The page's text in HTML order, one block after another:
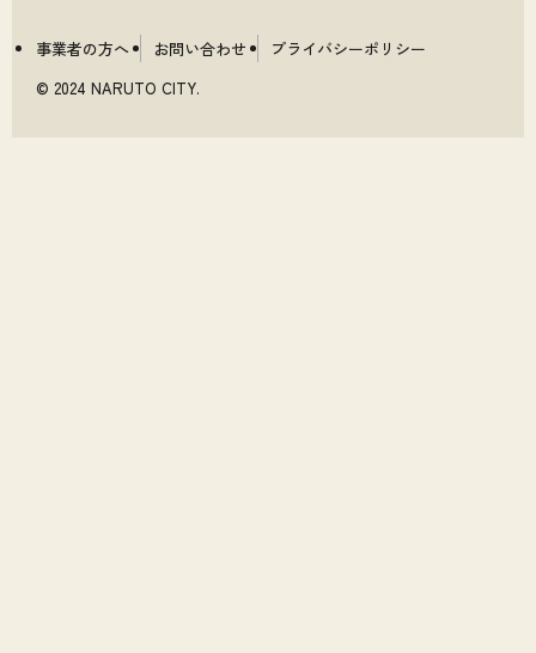
事業者の方へ お問い合わせ
プライバシーポリシー
© 2024 NARUTO CITY.